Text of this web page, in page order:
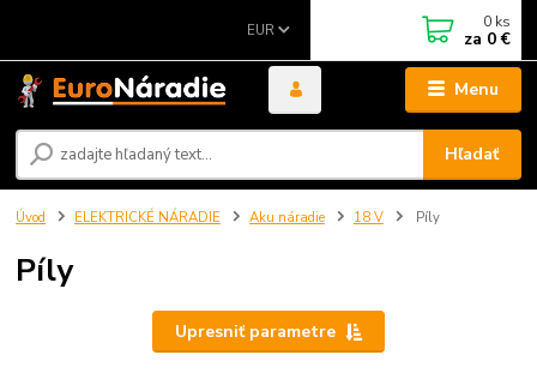
Menu
EUR
Hľadať
0 ks
za 0 €
Úvod ELEKTRICKÉ NÁRADIE Aku náradie 18 V Píly
Píly
Upresniť parametre